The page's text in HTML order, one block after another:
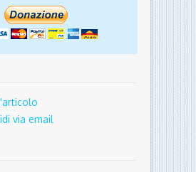
via email